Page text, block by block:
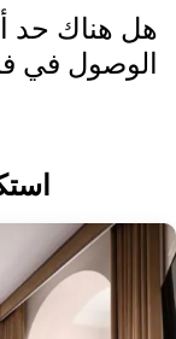
هل هناك حد
الوصول في